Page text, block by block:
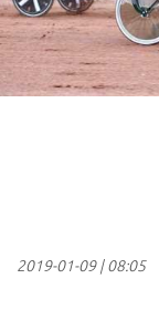
2019-01-09|08:05